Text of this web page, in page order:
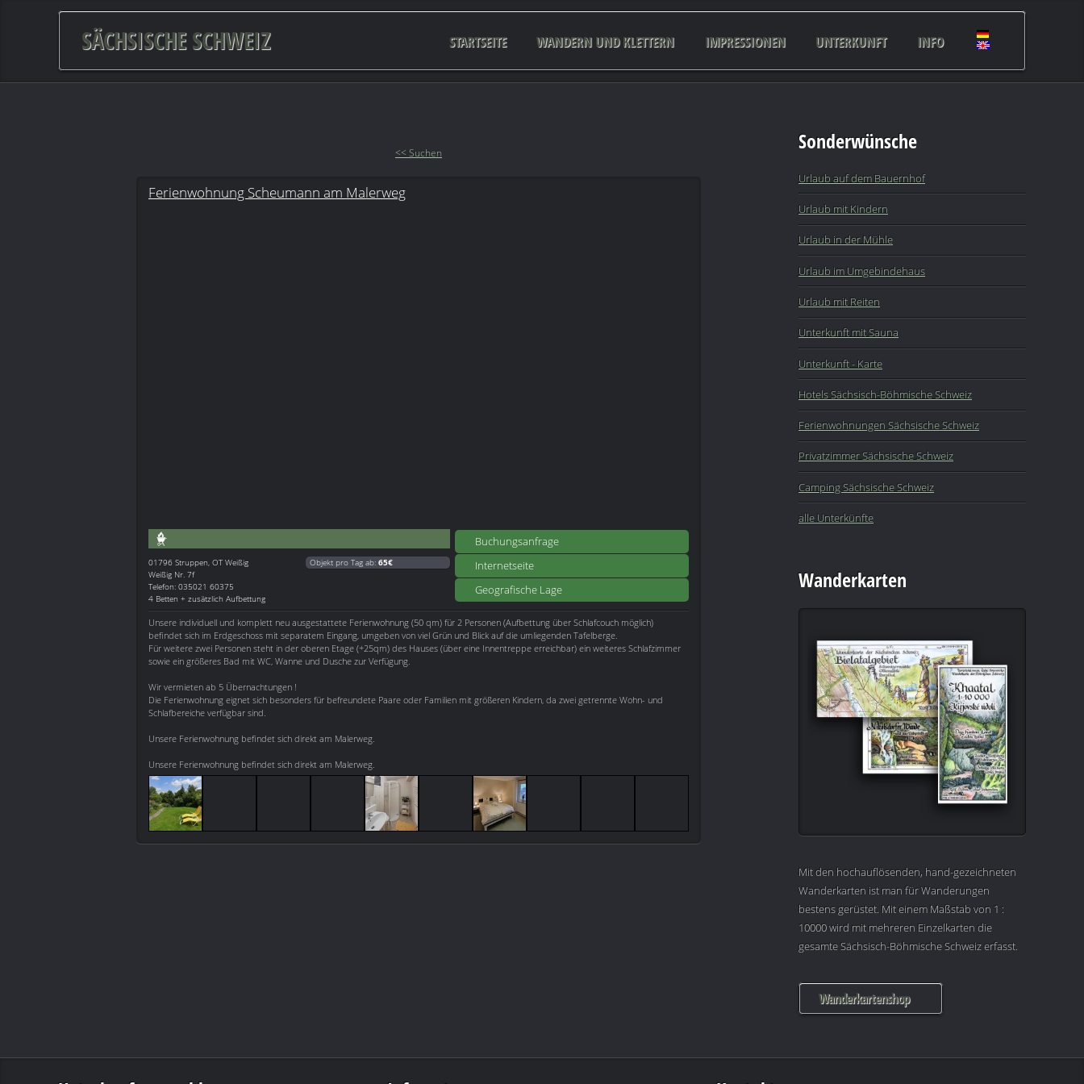
SÄCHSISCHE SCHWEIZ STARTSEITE WANDERN UND KLETTERN IMPRESSIONEN UNTERKUNFT INFO
<< Suchen
Ferienwohnung Scheumann am Malerweg
Buchungsanfrage
Internetseite
Geografische Lage
01796 Struppen, OT Weißig
Weißig Nr. 7f
Telefon: 035021 60375
4 Betten + zusätzlich Aufbettung
Objekt pro Tag ab: 65€
Unsere individuell und komplett neu ausgestattete Ferienwohnung (50 qm) für 2 Personen (Aufbettung über Schlafcouch möglich)
befindet sich im Erdgeschoss mit separatem Eingang, umgeben von viel Grün und Blick auf die umliegenden Tafelberge.
Für weitere zwei Personen steht in der oberen Etage (+25qm) des Hauses (über eine Innentreppe erreichbar) ein weiteres Schlafzimmer
sowie ein größeres Bad mit WC, Wanne und Dusche zur Verfügung.
Wir vermieten ab 5 Übernachtungen !
Die Ferienwohnung eignet sich besonders für befreundete Paare oder Familien mit größeren Kindern, da zwei getrennte Wohn- und
Schlafbereiche verfügbar sind.
Unsere Ferienwohnung befindet sich direkt am Malerweg.
Unsere Ferienwohnung befindet sich direkt am Malerweg.
Sonderwünsche
Urlaub auf dem Bauernhof
Urlaub mit Kindern
Urlaub in der Mühle
Urlaub im Umgebindehaus
Urlaub mit Reiten
Unterkunft mit Sauna
Unterkunft - Karte
Hotels Sächsisch-Böhmische Schweiz
Ferienwohnungen Sächsische Schweiz
Privatzimmer Sächsische Schweiz
Camping Sächsische Schweiz
alle Unterkünfte
Wanderkarten
Mit den hochauflösenden, hand-gezeichneten
Wanderkarten ist man für Wanderungen
bestens gerüstet. Mit einem Maßstab von 1 :
10000 wird mit mehreren Einzelkarten die
gesamte Sächsisch-Böhmische Schweiz erfasst.
Wanderkartenshop